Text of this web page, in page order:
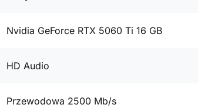
Nvidia GeForce RTX 5060 Ti 16 GB
HD Audio
Przewodowa 2500 Mb/s